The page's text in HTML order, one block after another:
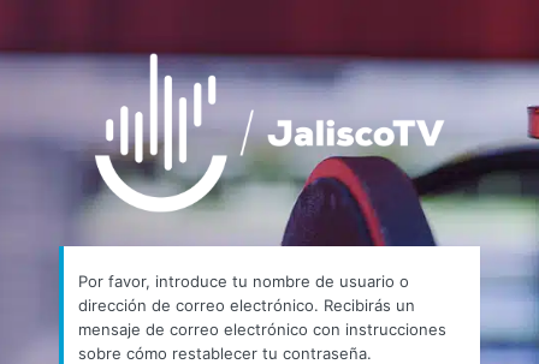
Contraseña
perdida
https://
Por favor, introduce tu nombre de usuario o
dirección de correo electrónico. Recibirás un
mensaje de correo electrónico con instrucciones
sobre cómo restablecer tu contraseña.